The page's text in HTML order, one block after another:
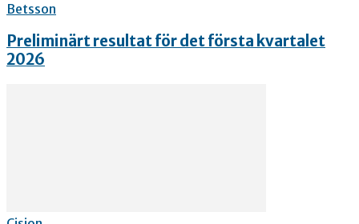
Betsson
Preliminärt resultat för det första kvartalet
2026